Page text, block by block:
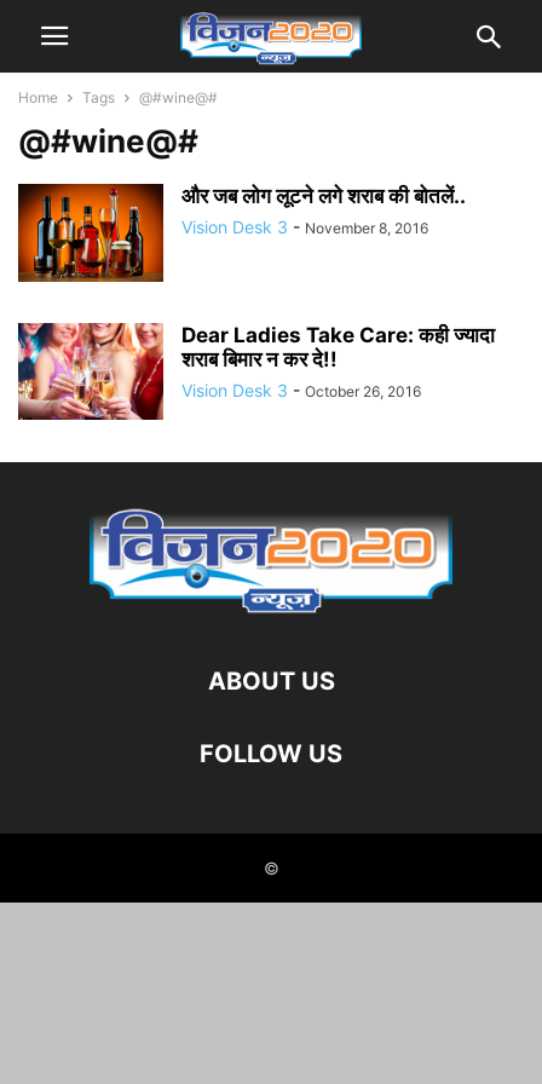
Home Tags @#wine@#
@#wine@#
और जब लोग लूटने लगे शराब की बोतलें..
Vision Desk 3 - November 8, 2016
Dear Ladies Take Care: कही ज्यादा
शराब बिमार न कर दे!!
Vision Desk 3 - October 26, 2016
ABOUT US
FOLLOW US
©